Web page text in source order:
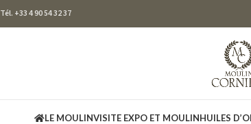
Tél. +33 4 90 54 32 37
LE MOULINVISITE EXPO ET MOULINHUILES